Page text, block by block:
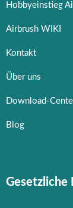
Hobbyeinstieg
Airbrush WIKI
Kontakt
Über uns
Download-
Blog
Gesetzliche